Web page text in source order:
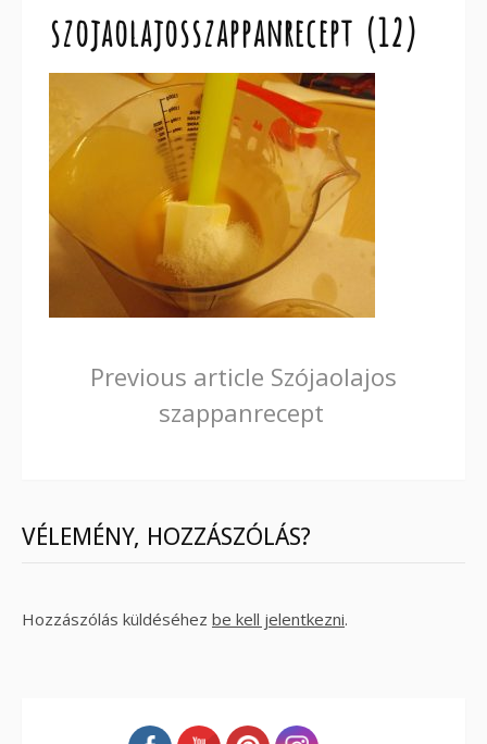
szojaolajosszappanrecept (12)
Continue
Reading
Previous article Szójaolajos
szappanrecept
VÉLEMÉNY, HOZZÁSZÓLÁS?
Hozzászólás küldéséhez be kell jelentkezni.